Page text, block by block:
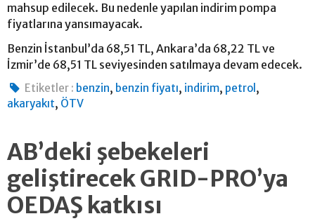
mahsup edilecek. Bu nedenle yapılan indirim pompa
fiyatlarına yansımayacak.
Benzin İstanbul’da 68,51 TL, Ankara’da 68,22 TL ve
İzmir’de 68,51 TL seviyesinden satılmaya devam edecek.
Etiketler : benzin, benzin fiyatı, indirim, petrol ,
akaryakıt, ÖTV
AB’deki şebekeleri
geliştirecek GRID-PRO’ya
OEDAŞ katkısı